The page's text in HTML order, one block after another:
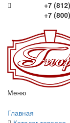
+7
+7
Меню
Главная